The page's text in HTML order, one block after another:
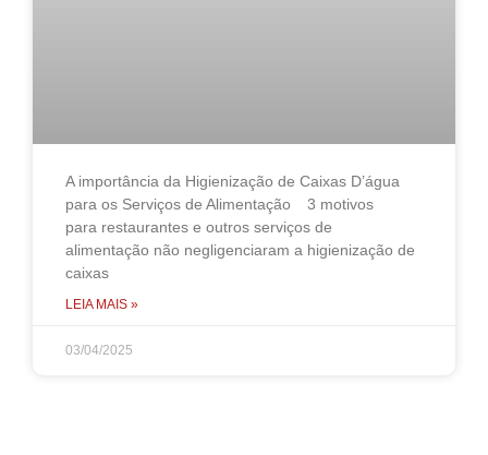
A importância da Higienização de Caixas D’água
para os Serviços de Alimentação 3 motivos
para restaurantes e outros serviços de
alimentação não negligenciaram a higienização de
caixas
LEIA MAIS »
03/04/2025